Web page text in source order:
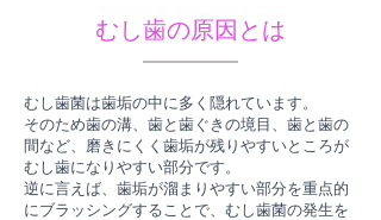
むし歯の原因とは
むし歯菌は歯垢の中に多く隠れています。
そのため歯の溝、歯と歯ぐきの境目、歯と歯の
間など、磨きにくく歯垢が残りやすいところが
むし歯になりやすい部分です。
逆に言えば、歯垢が溜まりやすい部分を重点的
にブラッシングすることで、むし歯菌の発生を